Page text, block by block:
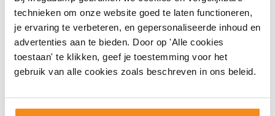
technieken om onze website goed te laten functioneren,
je ervaring te verbeteren, en gepersonaliseerde inhoud en
advertenties aan te bieden. Door op 'Alle cookies
toestaan' te klikken, geef je toestemming voor het
gebruik van alle cookies zoals beschreven in ons beleid.